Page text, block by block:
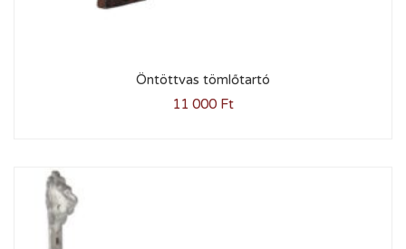
Öntöttvas tömlőtartó
11 000 Ft